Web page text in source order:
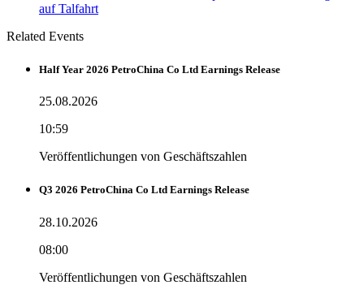
auf Talfahrt
Related Events
Half Year 2026 PetroChina Co Ltd Earnings Release
25.08.2026
10:59
Veröffentlichungen von Geschäftszahlen
Q3 2026 PetroChina Co Ltd Earnings Release
28.10.2026
08:00
Veröffentlichungen von Geschäftszahlen